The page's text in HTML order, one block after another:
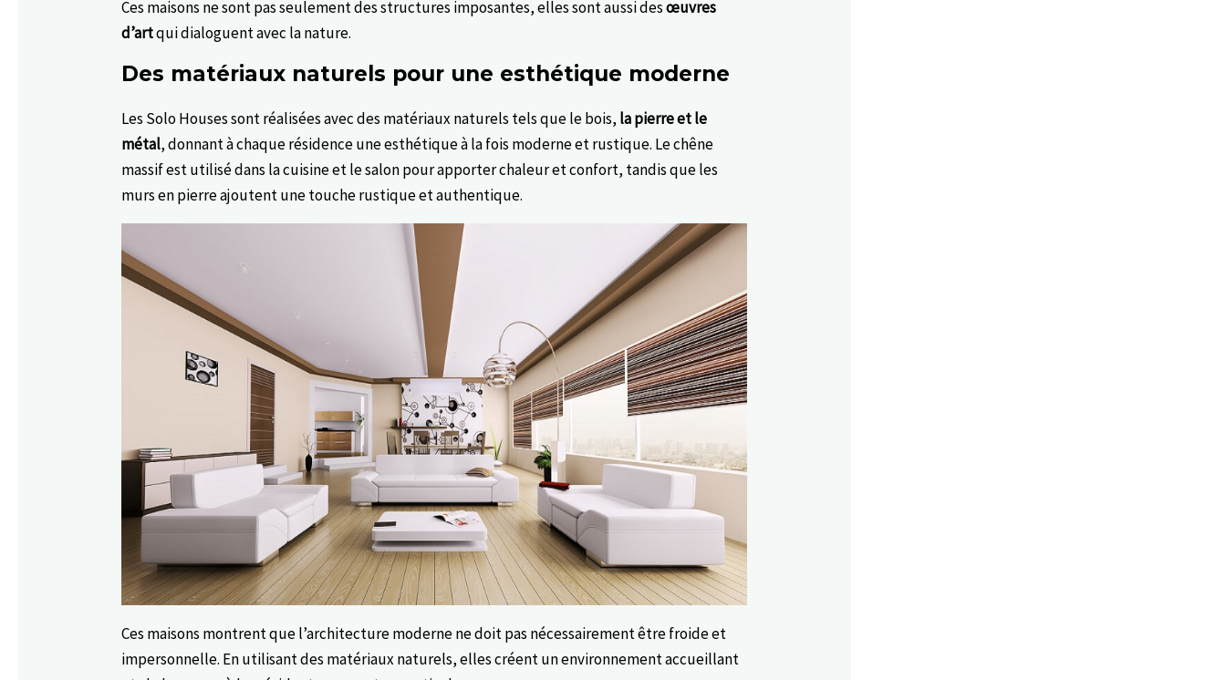
Ces maisons ne sont pas seulement des structures imposantes, elles sont aussi desœuvres
d’artqui dialoguent avec la nature.
Des matériaux naturels pour une esthétique moderne
Les Solo Houses sont réalisées avec des matériaux naturels tels que le bois, la pierre et le
métal, donnant à chaque résidence une esthétique à la fois moderne et rustique. Le chêne
massif est utilisé dans la cuisine et le salon pour apporter chaleur et confort, tandis que les
murs en pierre ajoutent une touche rustique et authentique.
Ces maisons montrent que l’architecture moderne ne doit pas nécessairement être froide et
impersonnelle. En utilisant des matériaux naturels, elles créent un environnement accueillant